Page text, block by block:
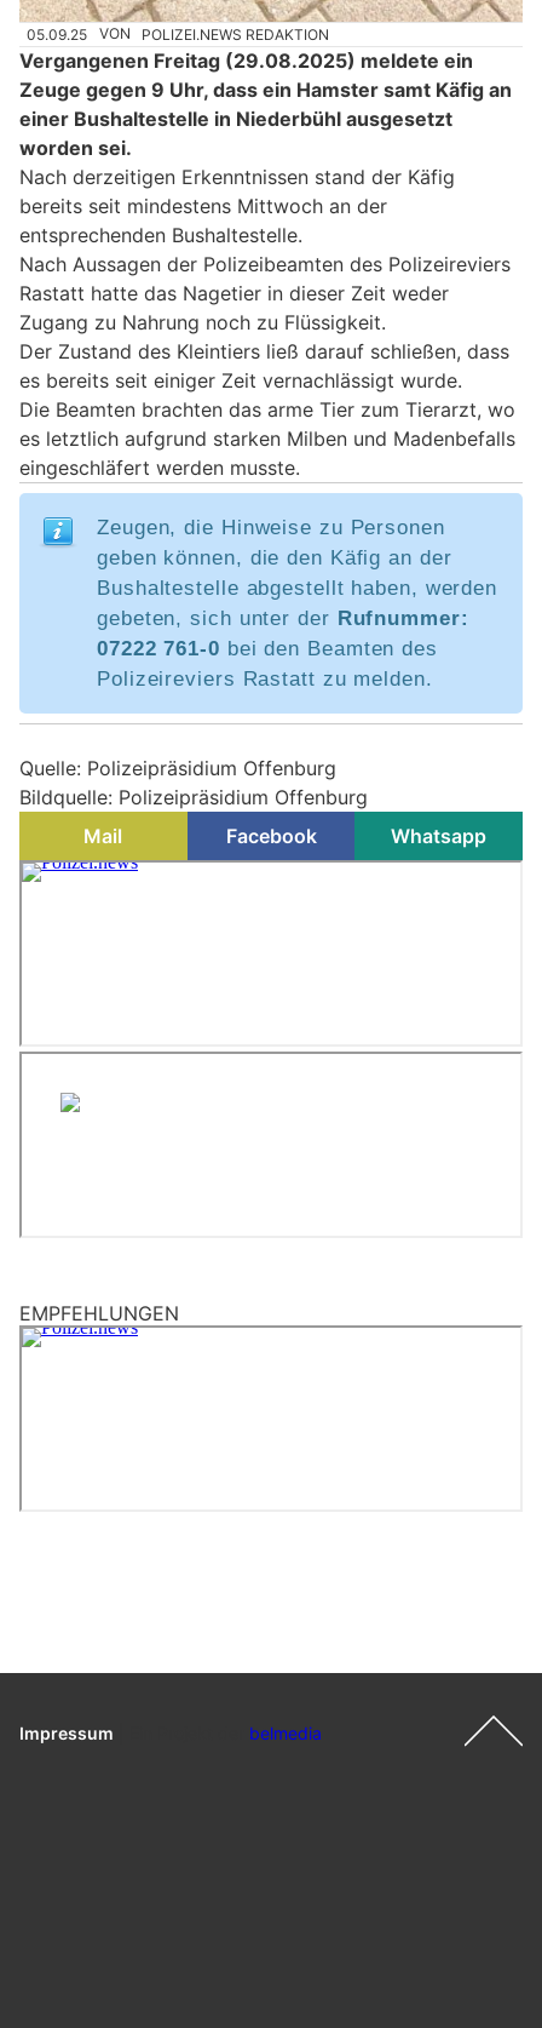
05.09.25 VON POLIZEI.NEWS REDAKTION
Vergangenen Freitag (29.08.2025) meldete ein
Zeuge gegen 9 Uhr, dass ein Hamster samt Käfig an
einer Bushaltestelle in Niederbühl ausgesetzt
worden sei.
Nach derzeitigen Erkenntnissen stand der Käfig
bereits seit mindestens Mittwoch an der
entsprechenden Bushaltestelle.
Nach Aussagen der Polizeibeamten des Polizeireviers
Rastatt hatte das Nagetier in dieser Zeit weder
Zugang zu Nahrung noch zu Flüssigkeit.
Der Zustand des Kleintiers ließ darauf schließen, dass
es bereits seit einiger Zeit vernachlässigt wurde.
Die Beamten brachten das arme Tier zum Tierarzt, wo
es letztlich aufgrund starken Milben und Madenbefalls
eingeschläfert werden musste.
Zeugen, die Hinweise zu Personen
geben können, die den Käfig an der
Bushaltestelle abgestellt haben, werden
gebeten, sich unter der Rufnummer:
07222 761-0 bei den Beamten des
Polizeireviers Rastatt zu melden.
Quelle: Polizeipräsidium Offenburg
Bildquelle: Polizeipräsidium Offenburg
Mail
Facebook Whatsapp
EMPFEHLUNGEN
Impressum belmedia